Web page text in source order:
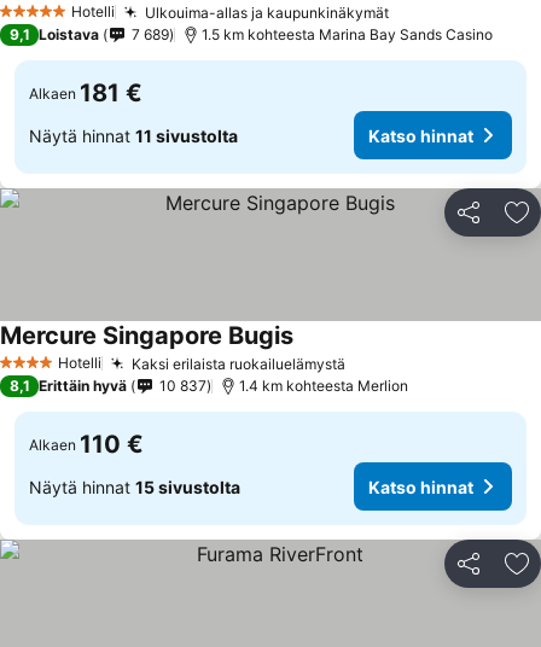
5 Tähtiluokitus
Hotelli Ulkouima-allas ja kaupunkinäkymätKatso hinnat
9,1 Loistava 7 689 1.5 km kohteesta Marina Bay Sands Casino
Alkaen 181 €
Näytä hinnat 11 sivustolta Katso hinnat
Jaa
4 Tähtiluokitus
Hotelli Kaksi erilaista ruokailuelämystä
Mercure Singapore BugisKatso hinnat
8,1 Erittäin hyvä 10 837 1.4 km kohteesta Merlion
Alkaen 110 €
Näytä hinnat 15 sivustolta Katso hinnat
Jaa